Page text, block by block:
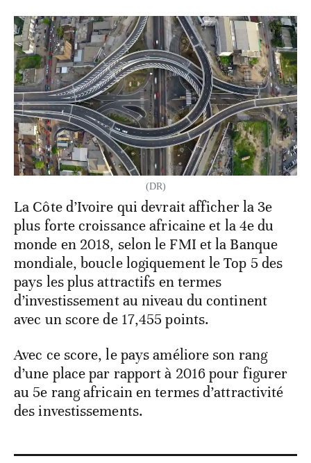
(DR)
La Côte d’Ivoire qui devrait afficher la 3e
plus forte croissance africaine et la 4e du
monde en 2018, selon le FMI et la Banque
mondiale, boucle logiquement le Top 5 des
pays les plus attractifs en termes
d’investissement au niveau du continent
avec un score de 17,455 points.
Avec ce score, le pays améliore son rang
d’une place par rapport à 2016 pour figurer
au 5e rang africain en termes d’attractivité
des investissements.